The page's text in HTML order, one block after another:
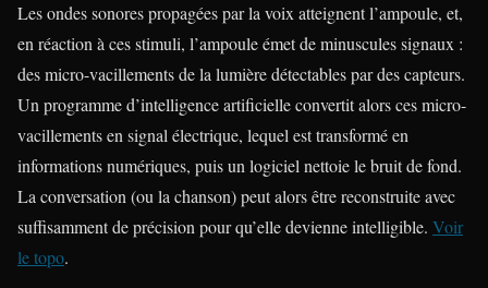
Les ondes sonores propagées par la voix atteignent l’ampoule, et,
en réaction à ces stimuli, l’ampoule émet de minuscules signaux :
des micro-vacillements de la lumière détectables par des capteurs.
Un programme d’intelligence artificielle convertit alors ces micro-
vacillements en signal électrique, lequel est transformé en
informations numériques, puis un logiciel nettoie le bruit de fond.
La conversation (ou la chanson) peut alors être reconstruite avec
suffisamment de précision pour qu’elle devienne intelligible. Voir
le topo.